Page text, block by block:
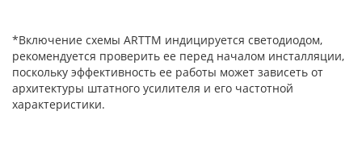
*Включение схемы ARTTM индицируется светодиодом,
рекомендуется проверить ее перед началом инсталляции,
поскольку эффективность ее работы может зависеть от
архитектуры штатного усилителя и его частотной
характеристики.